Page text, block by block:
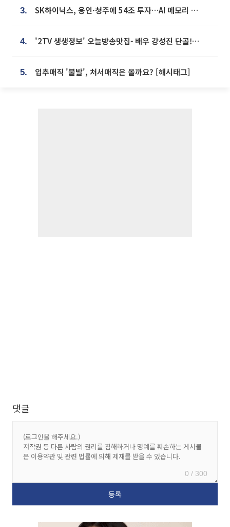
3. SK하이닉스, 용인·청주에 54조 투자…AI 메모리 생산기지 키운다
4. '2TV 생생정보' 오늘방송맛집- 배우 강성진 단골! 쌀국수ㆍ푸팟퐁 커리 맛집 '블○○○'
5. 입추매직 '불발', 처서매직은 올까요? [해시태그]
댓글
0 / 300